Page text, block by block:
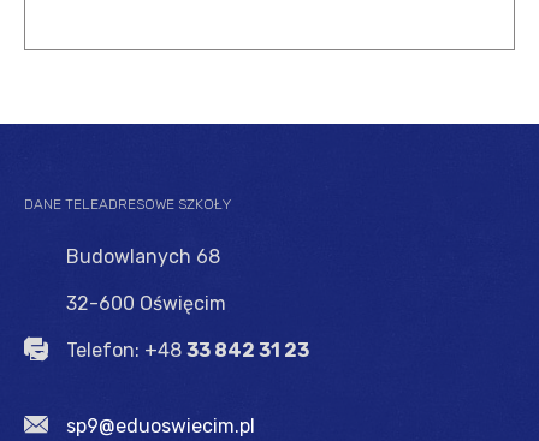
DANE TELEADRESOWE SZKOŁY
Budowlanych 68
32-600 Oświęcim
Telefon: +48 33 842 31 23
sp9@eduoswiecim.pl